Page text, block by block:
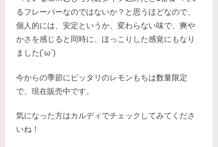
るフレーバーなのではないか？と思うほどなので、
個人的には、安定というか、変わらない味で、爽や
かさを感じると同時に、ほっこりした感覚にもなり
ました(´ω`)
今からの季節にピッタリのレモンもちは数量限定
で、現在販売中です。
気になった方はカルディでチェックしてみてくださ
いね！